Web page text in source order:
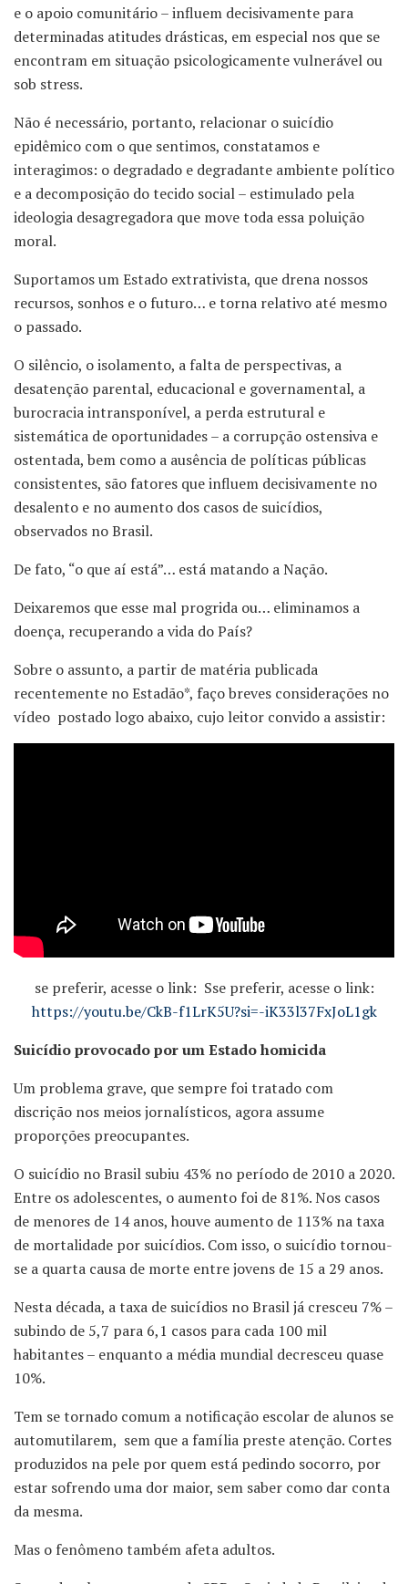
e o apoio comunitário – influem decisivamente para
determinadas atitudes drásticas, em especial nos que se
encontram em situação psicologicamente vulnerável ou
sob stress.
Não é necessário, portanto, relacionar o suicídio
epidêmico com o que sentimos, constatamos e
interagimos: o degradado e degradante ambiente político
e a decomposição do tecido social – estimulado pela
ideologia desagregadora que move toda essa poluição
moral.
Suportamos um Estado extrativista, que drena nossos
recursos, sonhos e o futuro… e torna relativo até mesmo
o passado.
O silêncio, o isolamento, a falta de perspectivas, a
desatenção parental, educacional e governamental, a
burocracia intransponível, a perda estrutural e
sistemática de oportunidades – a corrupção ostensiva e
ostentada, bem como a ausência de políticas públicas
consistentes, são fatores que influem decisivamente no
desalento e no aumento dos casos de suicídios,
observados no Brasil.
De fato, “o que aí está”… está matando a Nação.
Deixaremos que esse mal progrida ou… eliminamos a
doença, recuperando a vida do País?
Sobre o assunto, a partir de matéria publicada
recentemente no Estadão*, faço breves considerações no
vídeo postado logo abaixo, cujo leitor convido a assistir:
se preferir, acesse o link: Sse preferir, acesse o link:
https://youtu.be/CkB-f1LrK5U?si=-iK33l37FxJoL1gk
Suicídio provocado por um Estado homicida
Um problema grave, que sempre foi tratado com
discrição nos meios jornalísticos, agora assume
proporções preocupantes.
O suicídio no Brasil subiu 43% no período de 2010 a 2020.
Entre os adolescentes, o aumento foi de 81%. Nos casos
de menores de 14 anos, houve aumento de 113% na taxa
de mortalidade por suicídios. Com isso, o suicídio tornou-
se a quarta causa de morte entre jovens de 15 a 29 anos.
Nesta década, a taxa de suicídios no Brasil já cresceu 7% –
subindo de 5,7 para 6,1 casos para cada 100 mil
habitantes – enquanto a média mundial decresceu quase
10%.
Tem se tornado comum a notificação escolar de alunos se
automutilarem, sem que a família preste atenção. Cortes
produzidos na pele por quem está pedindo socorro, por
estar sofrendo uma dor maior, sem saber como dar conta
da mesma.
Mas o fenômeno também afeta adultos.